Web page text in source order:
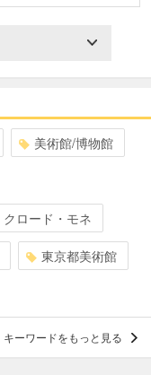
美術館/博物館
クロード・モネ
東京都美術館
キーワードをもっと見る